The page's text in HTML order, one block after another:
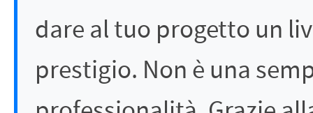
dare al tuo progetto un
prestigio. Non è una